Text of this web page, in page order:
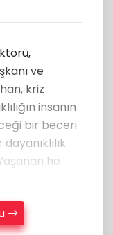
ve
kriz
insanın
bir beceri
he